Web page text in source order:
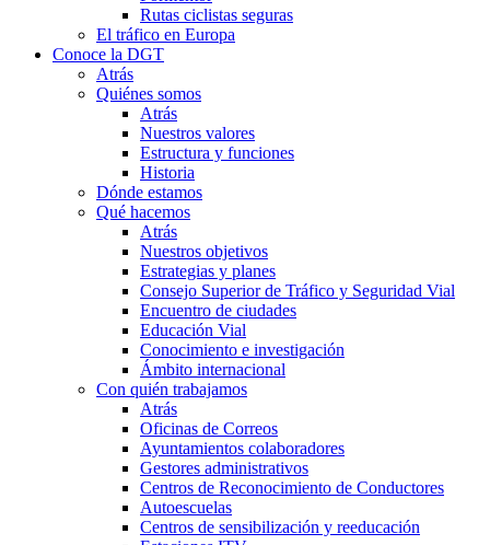
Rutas ciclistas seguras
El tráfico en Europa
Conoce la DGT
Atrás
Quiénes somos
Atrás
Nuestros valores
Estructura y funciones
Historia
Dónde estamos
Qué hacemos
Atrás
Nuestros objetivos
Estrategias y planes
Consejo Superior de Tráfico y Seguridad Vial
Encuentro de ciudades
Educación Vial
Conocimiento e investigación
Ámbito internacional
Con quién trabajamos
Atrás
Oficinas de Correos
Ayuntamientos colaboradores
Gestores administrativos
Centros de Reconocimiento de Conductores
Autoescuelas
Centros de sensibilización y reeducación